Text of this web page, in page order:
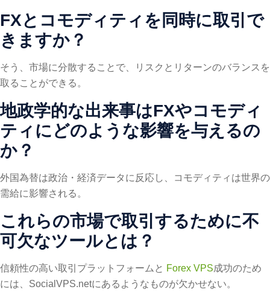
FXとコモディティを同時に取引で
きますか？
そう、市場に分散することで、リスクとリターンのバランスを
取ることができる。
地政学的な出来事はFXやコモディ
ティにどのような影響を与えるの
か？
外国為替は政治・経済データに反応し、コモディティは世界の
需給に影響される。
これらの市場で取引するために不
可欠なツールとは？
信頼性の高い取引プラットフォームと Forex VPS成功のため
には、SocialVPS.netにあるようなものが欠かせない。